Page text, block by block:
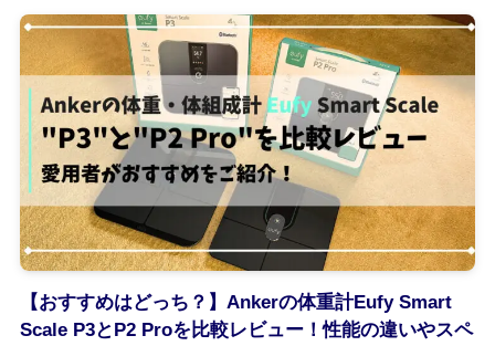
【おすすめはどっち？】Ankerの体重計Eufy Smart
Scale P3とP2 Proを比較レビュー！性能の違いやスペ